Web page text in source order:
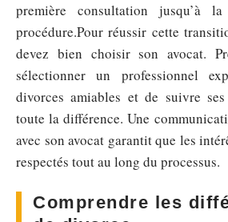
première consultation jusqu’à
procédure.Pour réussir cette
devez bien choisir son avocat.
sélectionner un professionnel
divorces amiables et de suivre
toute la différence. Une
avec son avocat garantit que les
respectés tout au long du processus.
Comprendre les